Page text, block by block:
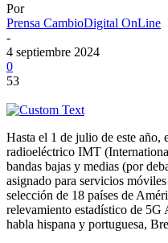
Por
Prensa CambioDigital OnLine
-
4 septiembre 2024
0
53
Hasta el 1 de julio de este año,
radioeléctrico IMT
bandas bajas y medias (por
asignado para servicios
selección de 18 países de
relevamiento estadístico de 5G
habla hispana y portuguesa,